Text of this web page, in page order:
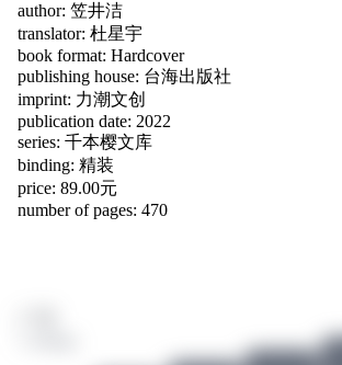
author: 笠井洁
translator: 杜星宇
book format: Hardcover
publishing house: 台海出版社
imprint: 力潮文创
publication date: 2022
series: 千本樱文库
binding: 精装
price: 89.00元
number of pages: 470